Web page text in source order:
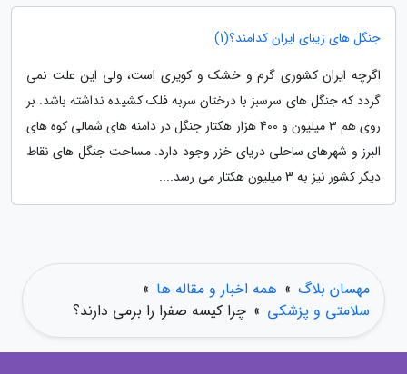
جنگل های زیبای ایران کدامند؟(1)
اگرچه ایران کشوری گرم و خشک و کویری است، ولی این علت نمی
گردد که جنگل های سرسبز با درختان سربه فلک کشیده نداشته باشد. بر
روی هم 3 میلیون و 400 هزار هکتار جنگل در دامنه های شمالی کوه های
البرز و شهرهای ساحلی دریای خزر وجود دارد. مساحت جنگل های نقاط
دیگر کشور نیز به 3 میلیون هکتار می رسد....
مهسان بلاگ » همه اخبار و مقاله ها »
سلامتی و پزشکی » چرا کیسه صفرا را برمی دارند؟